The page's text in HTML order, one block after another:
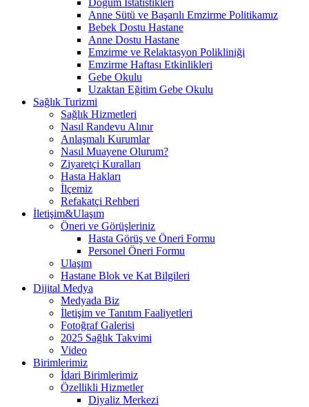
Anne Sütü ve Başarılı Emzirme Politikamız
Bebek Dostu Hastane
Anne Dostu Hastane
Emzirme ve Relaktasyon Polikliniği
Emzirme Haftası Etkinlikleri
Gebe Okulu
Uzaktan Eğitim Gebe Okulu
Sağlık Turizmi
Sağlık Hizmetleri
Nasıl Randevu Alınır
Anlaşmalı Kurumlar
Nasıl Muayene Olurum?
Ziyaretçi Kuralları
Hasta Hakları
İlçemiz
Refakatçi Rehberi
İletişim&Ulaşım
Öneri ve Görüşleriniz
Hasta Görüş ve Öneri Formu
Personel Öneri Formu
Ulaşım
Hastane Blok ve Kat Bilgileri
Dijital Medya
Medyada Biz
İletişim ve Tanıtım Faaliyetleri
Fotoğraf Galerisi
2025 Sağlık Takvimi
Video
Birimlerimiz
İdari Birimlerimiz
Özellikli Hizmetler
Diyaliz Merkezi